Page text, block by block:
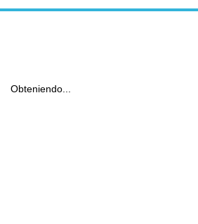
Obteniendo...